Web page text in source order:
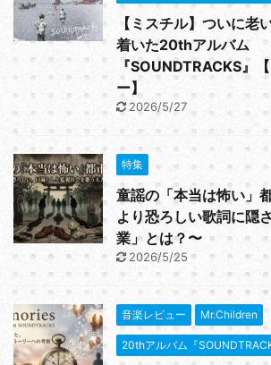
【ミスチル】ついに老
着いた20thアルバム
『SOUNDTRACKS』
ー】
2026/5/27
特集
童謡の「本当は怖い」
より恐ろしい歌詞に隠
業」とは？〜
2026/5/25
音楽レビュー Mr.Children
20thアルバム『